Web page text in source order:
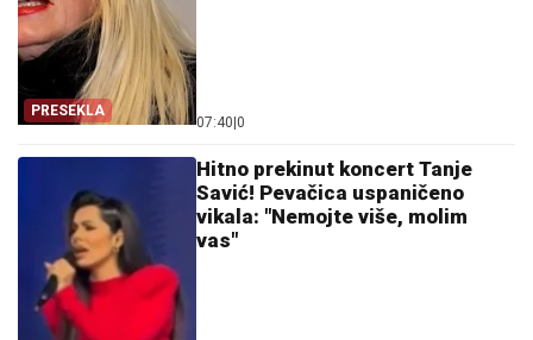
PRESEKLA
07:40 0
Hitno prekinut koncert Tanje
Savić! Pevačica uspaničeno
vikala: "Nemojte više, molim
vas"